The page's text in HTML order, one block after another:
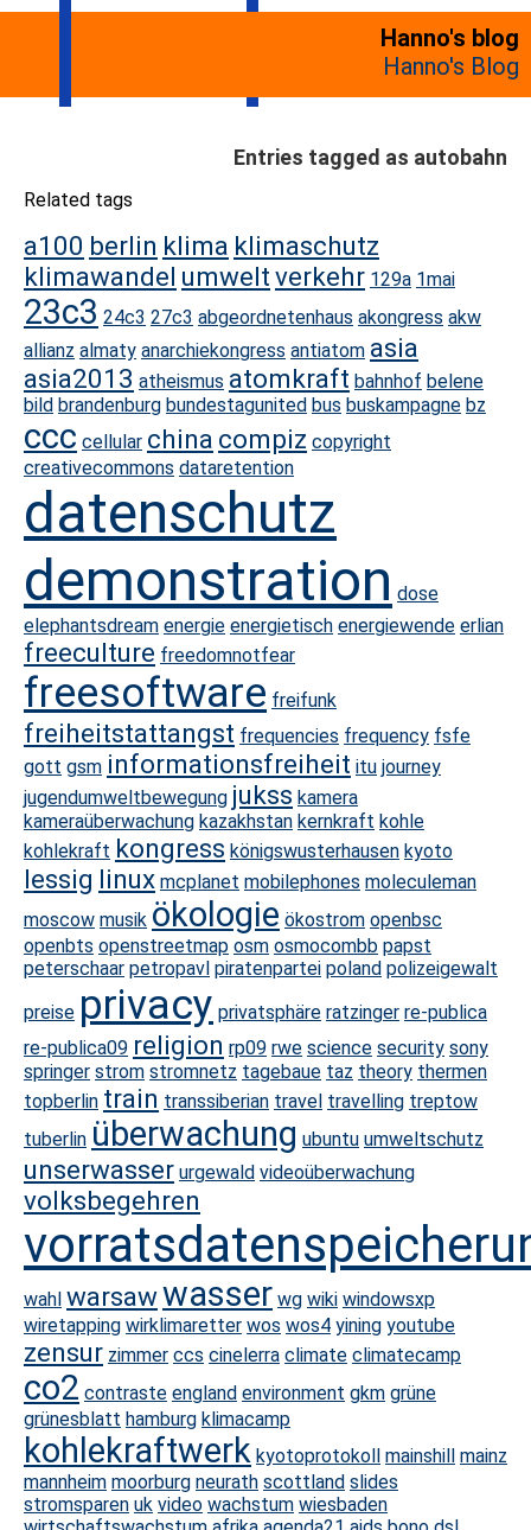
Hanno's blog
Hanno's Blog
Entries tagged as autobahn
Related tags
a100 berlin klima klimaschutz
klimawandel umweltverkehr 129a 1mai
23c3 24c3 27c3 abgeordnetenhaus akongress akw
allianz almaty anarchiekongress antiatom asia
asia2013 atheismus atomkraft bahnhof belene
bild brandenburg bundestagunited bus buskampagne bz
ccc cellular china compiz copyright
creativecommons dataretention
datenschutz
demonstration dose
elephantsdream energie energietisch energiewende erlian
freeculture freedomnotfear
freesoftware freifunk
freiheitstattangst frequencies frequency fsfe
gott gsm informationsfreiheit itu journey
jugendumweltbewegung jukss kamera
kameraüberwachung kazakhstan kernkraft kohle
kohlekraft kongress königswusterhausen kyoto
lessig linux mcplanet mobilephones moleculeman
moscow musik ökologie ökostrom openbsc
openbts openstreetmap osm osmocombb papst
peterschaar petropavl piratenpartei poland polizeigewalt
preise privacy privatsphäre ratzinger re-publica
re-publica09 religion rp09 rwe science security sony
springer strom stromnetz tagebaue taz theory thermen
topberlin train transsiberian travel travelling treptow
tuberlin überwachung ubuntu umweltschutz
unserwasser urgewald videoüberwachung
volksbegehren
wahl warsawwasser wg wiki windowsxp
wiretapping wirklimaretter wos wos4 yining youtube
zensur zimmer ccs cinelerra climate climatecamp
co2 contraste england environment gkm grüne
grünesblatt hamburg klimacamp
kohlekraftwerk kyotoprotokoll mainshill mainz
mannheim moorburg neurath scottland slides
stromsparen uk video wachstum wiesbaden